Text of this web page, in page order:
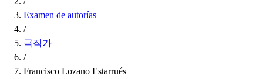
Examen de autorías
/
극작가
/
Francisco Lozano Estarrués